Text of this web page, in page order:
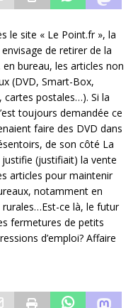
le site « Le Point.fr », la
de retirer de la
en bureau, les articles non
(DVD, Smart-Box,
cartes postales…). Si la
toujours demandée ce
faire des DVD dans
de son côté La
(justifiait) la vente
articles pour maintenir
notamment en
rurales…Est-ce là, le futur
fermetures de petits
d’emploi? Affaire